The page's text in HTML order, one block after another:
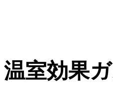
温室効果